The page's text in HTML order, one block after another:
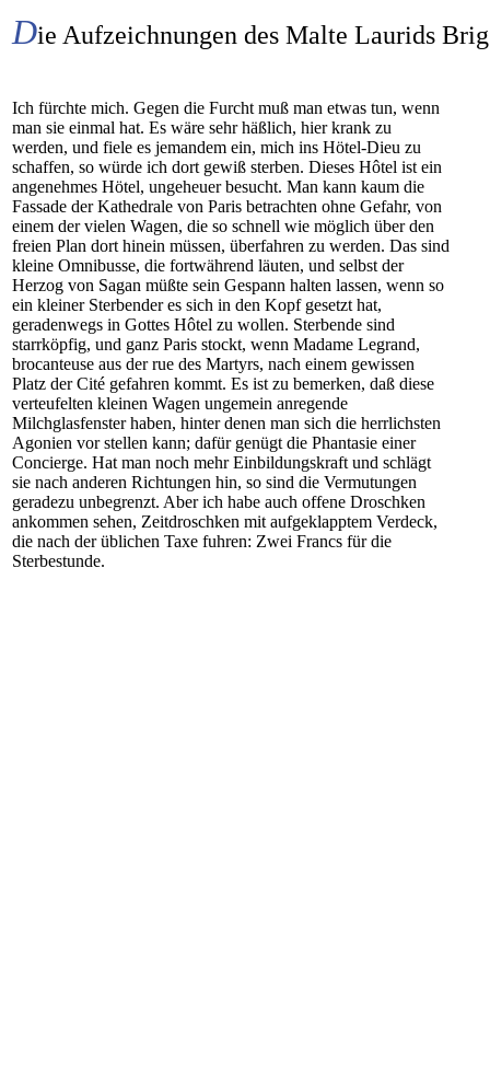
Die Aufzeichnungen des Malte Laurids
Ich fürchte mich. Gegen die Furcht muß man etwas tun, wenn
man sie einmal hat. Es wäre sehr häßlich, hier krank zu
werden, und fiele es jemandem ein, mich ins Hötel-Dieu zu
schaffen, so würde ich dort gewiß sterben. Dieses Hôtel ist ein
angenehmes Hötel, ungeheuer besucht. Man kann kaum die
Fassade der Kathedrale von Paris betrachten ohne Gefahr, von
einem der vielen Wagen, die so schnell wie möglich über den
freien Plan dort hinein müssen, überfahren zu werden. Das sind
kleine Omnibusse, die fortwährend läuten, und selbst der
Herzog von Sagan müßte sein Gespann halten lassen, wenn so
ein kleiner Sterbender es sich in den Kopf gesetzt hat,
geradenwegs in Gottes Hôtel zu wollen. Sterbende sind
starrköpfig, und ganz Paris stockt, wenn Madame Legrand,
brocanteuse aus der rue des Martyrs, nach einem gewissen
Platz der Cité gefahren kommt. Es ist zu bemerken, daß diese
verteufelten kleinen Wagen ungemein anregende
Milchglasfenster haben, hinter denen man sich die herrlichsten
Agonien vor stellen kann; dafür genügt die Phantasie einer
Concierge. Hat man noch mehr Einbildungskraft und schlägt
sie nach anderen Richtungen hin, so sind die Vermutungen
geradezu unbegrenzt. Aber ich habe auch offene Droschken
ankommen sehen, Zeitdroschken mit aufgeklapptem Verdeck,
die nach der üblichen Taxe fuhren: Zwei Francs für die
Sterbestunde.